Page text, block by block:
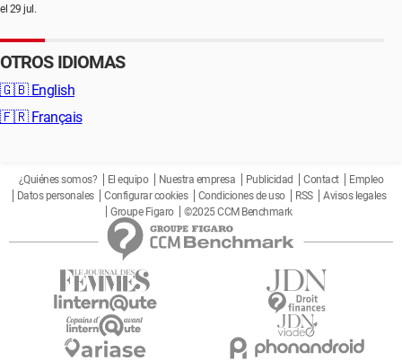
el 29 jul.
OTROS IDIOMAS
🇬🇧 English
🇫🇷 Français
¿Quiénes somos? El equipo Nuestra empresa Publicidad Contact
Empleo
Datos personales
Configurar cookies Condiciones de uso RSS
Avisos legales
Groupe Figaro
©2025 CCM Benchmark